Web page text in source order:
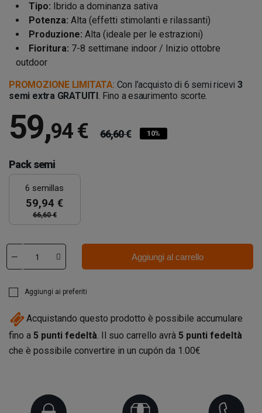
Tipo: Ibrido a dominanza sativa
Potenza: Alta (effetti stimolanti e rilassanti)
Produzione: Alta (ideale per le estrazioni)
Fioritura: 7-8 settimane indoor / Inizio ottobre
outdoor
PROMOZIONE LIMITATA: Con l’acquisto di 6 semi ricevi 3
semi extra GRATUITI. Fino a esaurimento scorte.
59,94 € 66,60 € 10%
Pack semi
6 semillas
59,94 €
66,60 €
Aggiungi al carrello
Aggiungi ai preferiti
Acquistando questo prodotto è possibile accumulare
fino a 5 punti fedeltà. Il suo carrello avrà 5 punti fedeltà
che è possibile convertire in un cupón da 1.00€